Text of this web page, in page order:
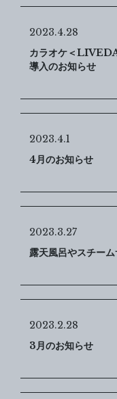
2023.4.28
カラオケ＜
導入のお知らせ
2023.4.1
4月のお知らせ
2023.3.27
露天風呂やスチー
2023.2.28
3月のお知らせ